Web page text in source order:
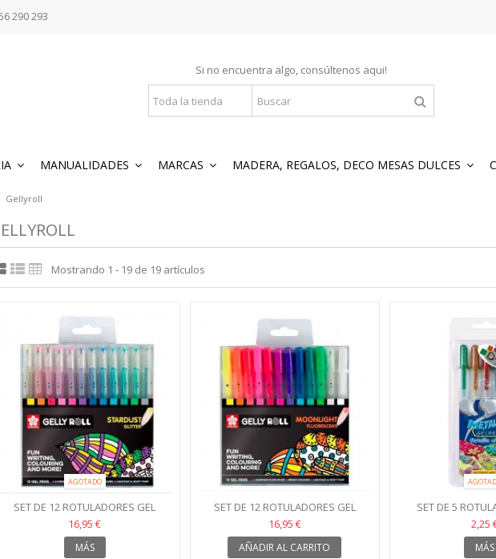
290 293
Si no encuentra algo, consúltenos aqui!
MANUALIDADES MARCAS MADERA, REGALOS, DECO MESAS DULCES
Gellyroll
Mostrando 1 - 19 de 19 artículos
AGOTADO
SET DE 12 ROTULADORES GEL
BRILLANTES SAKURA
16,95 €
MÁS
SET DE 12 ROTULADORES GEL
FLUORESCENTES SAKURA
16,95 €
AÑADIR AL CARRITO
SET DE 5
METÁLICOS
2,25
MÁS